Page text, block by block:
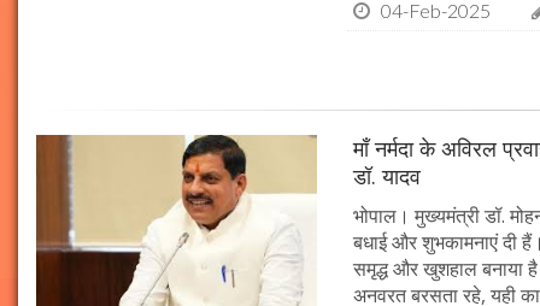
04-Feb-2025
माँ नर्मदा के अविरल
डॉ. यादव
भोपाल। मुख्यमंत्री डॉ.
बधाई और शुभकामनाएं दी
समृद्ध और खुशहाल बनाया
अनवरत बरसता रहे, यही